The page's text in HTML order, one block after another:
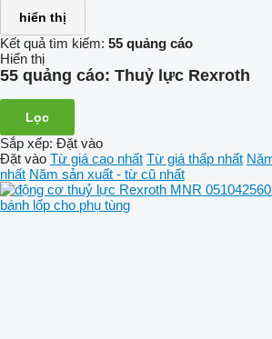
hiển thị
Kết quả tìm kiếm: 55 quảng cáo
Hiển thị
55 quảng cáo: Thuỷ lực Rexroth
Lọc
Sắp xếp: Đặt vào
Đặt vào Từ giá cao nhất Từ giá thấp nhất
nhất Năm sản xuất - từ cũ nhất